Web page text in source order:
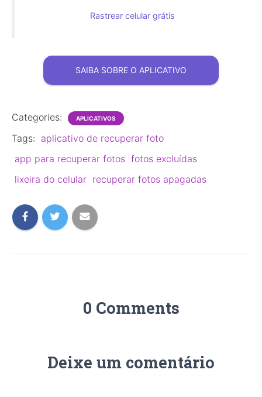
Rastrear celular grátis
SAIBA SOBRE O APLICATIVO
Categories: APLICATIVOS
Tags: aplicativo de recuperar foto
app para recuperar fotos fotos excluídas
lixeira do celular recuperar fotos apagadas
0 Comments
Deixe um comentário